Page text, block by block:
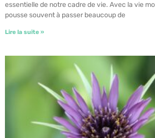
essentielle de notre cadre de vie. Avec la vie
pousse souvent à passer beaucoup de
Lire la suite »